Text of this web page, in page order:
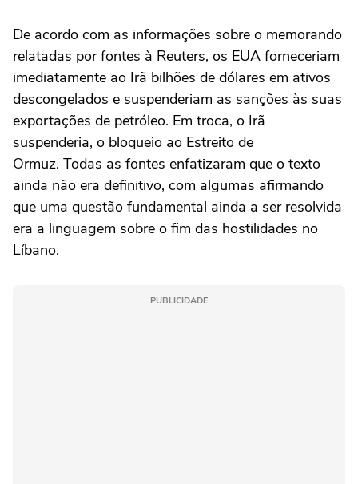
De acordo com as informações sobre o memorando
relatadas por fontes à Reuters, os EUA forneceriam
imediatamente ao Irã bilhões de dólares em ativos
descongelados e suspenderiam as sanções às suas
exportações de petróleo. Em troca, o Irã
‌suspenderia, o bloqueio ao Estreito de
Ormuz. Todas as fontes enfatizaram que o texto
ainda não era definitivo, com ‌algumas afirmando
que uma questão fundamental ainda a ser resolvida
era a linguagem sobre o fim das hostilidades no
Líbano.
PUBLICIDADE